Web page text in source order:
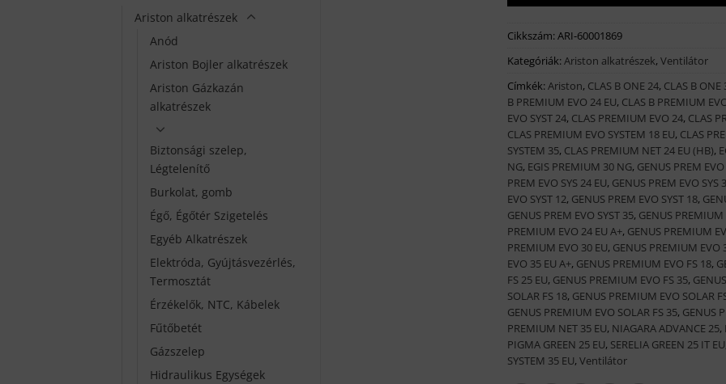
Ariston alkatrészek
Anód
Ariston Bojler alkatrészek
Ariston Gázkazán
alkatrészek
Biztonsági szelep,
Légtelenítő
Burkolat, gomb
Égő, Égőtér Szigetelés
Egyéb Alkatrészek
Elektróda, Gyújtásvezérlés,
Termosztát
Érzékelők, NTC, Kábelek
Fűtőbetét
Gázszelep
Hidraulikus Egységek
Cikkszám:ARI-60001869
Kategóriák:Ariston alkatrészek, Ventilátor
Címkék:Ariston, CLAS B ONE 24, CLAS B ONE
B PREMIUM EVO 24 EU, CLAS B PREMIUM
EVO SYST 24, CLAS PREMIUM EVO 24, CLAS
CLAS PREMIUM EVO SYSTEM 18 EU, CLAS
SYSTEM 35, CLAS PREMIUM NET 24 EU (HB),
NG, EGIS PREMIUM 30 NG, GENUS PREM
PREM EVO SYS 24 EU, GENUS PREM EVO SYS
EVO SYST 12, GENUS PREM EVO SYST 18,
GENUS PREM EVO SYST 35, GENUS PREMIUM
PREMIUM EVO 24 EU A+, GENUS PREMIUM
PREMIUM EVO 30 EU, GENUS PREMIUM EVO
EVO 35 EU A+, GENUS PREMIUM EVO FS 18,
FS 25 EU, GENUS PREMIUM EVO FS 35,
SOLAR FS 18, GENUS PREMIUM EVO SOLAR
GENUS PREMIUM EVO SOLAR FS 35, GENUS
PREMIUM NET 35 EU, NIAGARA ADVANCE 25,
PIGMA GREEN 25 EU, SERELIA GREEN 25 IT EU
SYSTEM 35 EU, Ventilátor